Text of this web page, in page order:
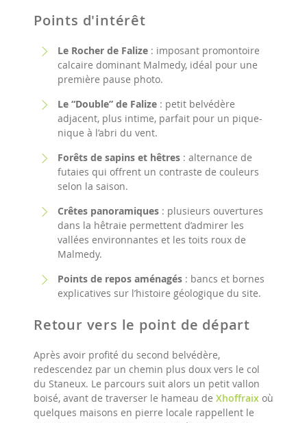
Points d'intérêt
Le Rocher de Falize : imposant promontoire
calcaire dominant Malmedy, idéal pour une
première pause photo.
Le “Double” de Falize : petit belvédère
adjacent, plus intime, parfait pour un pique-
nique à l’abri du vent.
Forêts de sapins et hêtres : alternance de
futaies qui offrent un contraste de couleurs
selon la saison.
Crêtes panoramiques : plusieurs ouvertures
dans la hêtraie permettent d’admirer les
vallées environnantes et les toits roux de
Malmedy.
Points de repos aménagés : bancs et bornes
explicatives sur l’histoire géologique du site.
Retour vers le point de départ
Après avoir profité du second belvédère,
redescendez par un chemin plus doux vers le col
du Staneux. Le parcours suit alors un petit vallon
boisé, avant de traverser le hameau de Xhoffraix où
quelques maisons en pierre locale rappellent le